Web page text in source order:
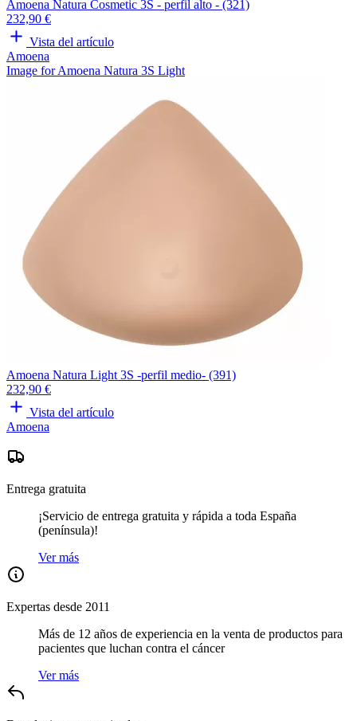
Amoena Natura Cosmetic 3S - perfil alto - (321)
232,90 €
Vista del artículo
Amoena
Image for Amoena Natura 3S Light
Amoena Natura Light 3S -perfil medio- (391)
232,90 €
Vista del artículo
Amoena
Entrega gratuita
¡Servicio de entrega gratuita y rápida a toda España
(península)!
Ver más
Expertas desde 2011
Más de 12 años de experiencia en la venta de productos para
pacientes que luchan contra el cáncer
Ver más